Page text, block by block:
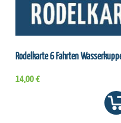
Rodelkarte 6 Fahrten
14,00 €